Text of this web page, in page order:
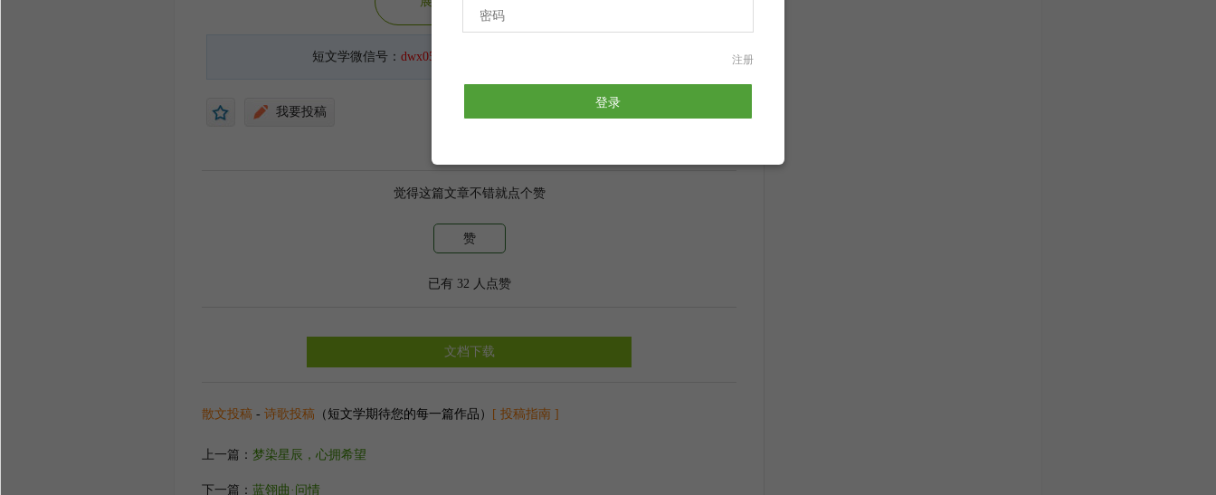
稍纵即逝的雁影落在山谷中
月光如梦如幻如诗如画，
短文学微信号：dwx050212
我要投稿
觉得这篇文章不错就点个赞
赞
已有 32 人点赞
文档下载
散文投稿 - 诗歌投稿 （短文学期待您的每一篇作品） [ 投稿指南 ]
上一篇： 梦染星辰，心拥希望
下一篇： 蓝翎曲·问情
注册
登录